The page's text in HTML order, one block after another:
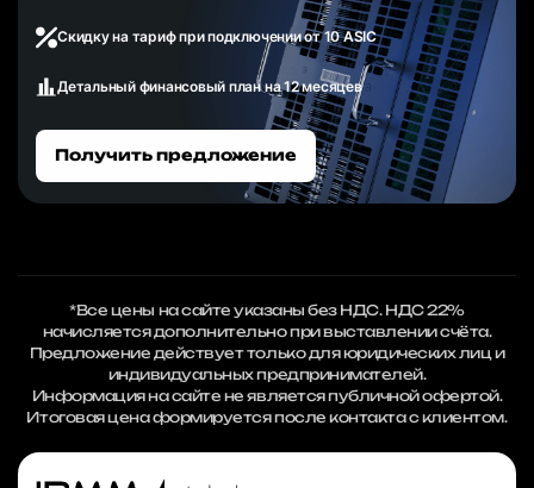
Скидку на тариф при подключении от 10 ASIC
Детальный финансовый план на 12 месяцев
Получить предложение
*Все цены на сайте указаны без НДС. НДС 22%
начисляется дополнительно при выставлении счёта.
Предложение действует только для юридических лиц и
индивидуальных предпринимателей.
Информация на сайте не является публичной офертой.
Итоговая цена формируется после контакта с клиентом.